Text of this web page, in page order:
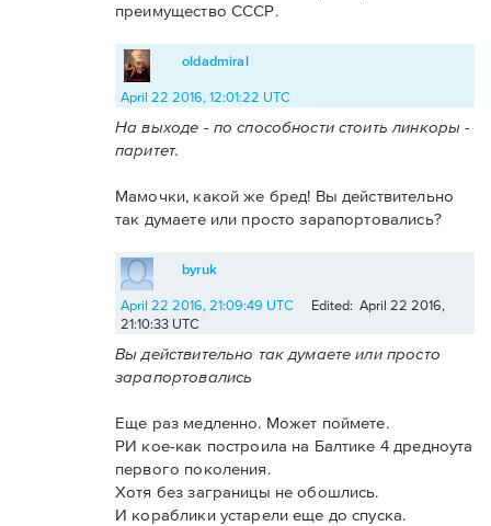
преимущество СССР.
oldadmiral
April 22 2016, 12:01:22 UTC
На выходе - по способности стоить линкоры -
паритет.
Мамочки, какой же бред! Вы действительно
так думаете или просто зарапортовались?
byruk
April 22 2016, 21:09:49 UTC
Edited: April 22 2016,
21:10:33 UTC
Вы действительно так думаете или просто
зарапортовались
Еще раз медленно. Может поймете.
РИ кое-как построила на Балтике 4 дредноута
первого поколения.
Хотя без заграницы не обошлись.
И кораблики устарели еще до спуска.